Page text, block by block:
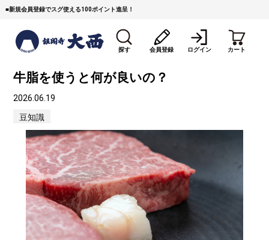
■新規会員登録でスグ使える100ポイント進呈！
探す
すき焼き 焼 肉
しゃぶしゃぶ コマ切れミンチ
焼豚など（豚肉の加工
牛丼など（牛肉の加工
バーグ
会員登録 ログイン カート
牛脂を使うと何が良いの？
2026.06.19
豆知識